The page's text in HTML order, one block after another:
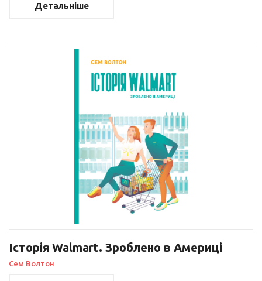
Детальніше
Історія Walmart. Зроблено в Америці
Сем Волтон